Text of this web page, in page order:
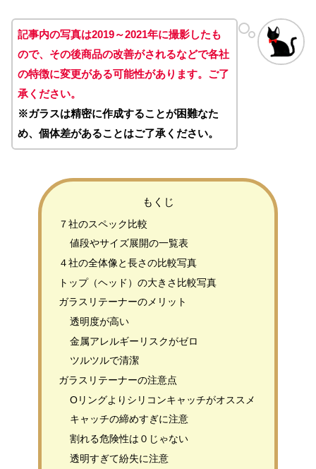
記事内の写真は2019～2021年に撮影したも
ので、その後商品の改善がされるなどで各社
の特徴に変更がある可能性があります。ご了
承ください。
※ガラスは精密に作成することが困難なた
め、個体差があることはご了承ください。
もくじ
７社のスペック比較
値段やサイズ展開の一覧表
４社の全体像と長さの比較写真
トップ（ヘッド）の大きさ比較写真
ガラスリテーナーのメリット
透明度が高い
金属アレルギーリスクがゼロ
ツルツルで清潔
ガラスリテーナーの注意点
Oリングよりシリコンキャッチがオススメ
キャッチの締めすぎに注意
割れる危険性は０じゃない
透明すぎて紛失に注意